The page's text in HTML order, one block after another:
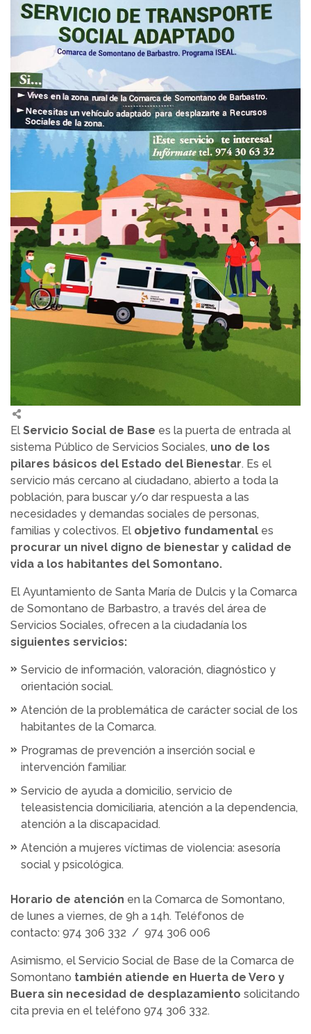
El Servicio Social de Base es la puerta de entrada al
sistema Público de Servicios Sociales, uno de los
pilares básicos del Estado del Bienestar. Es el
servicio más cercano al ciudadano, abierto a toda la
población, para buscar y/o dar respuesta a las
necesidades y demandas sociales de personas,
familias y colectivos. El objetivo fundamental es
procurar un nivel digno de bienestar y calidad de
vida a los habitantes del Somontano.
El Ayuntamiento de Santa María de Dulcis y la Comarca
de Somontano de Barbastro, a través del área de
Servicios Sociales, ofrecen a la ciudadanía los
siguientes servicios:
Servicio de información, valoración, diagnóstico y
orientación social.
Atención de la problemática de carácter social de los
habitantes de la Comarca.
Programas de prevención a inserción social e
intervención familiar.
Servicio de ayuda a domicilio, servicio de
teleasistencia domiciliaria, atención a la dependencia,
atención a la discapacidad.
Atención a mujeres víctimas de violencia: asesoría
social y psicológica.
Horario de atención en la Comarca de Somontano,
de lunes a viernes, de 9h a 14h. Teléfonos de
contacto: 974 306 332 / 974 306 006
Asimismo, el Servicio Social de Base de la Comarca de
Somontano también atiende en Huerta de Vero y
Buera sin necesidad de desplazamiento solicitando
cita previa en el teléfono 974 306 332.